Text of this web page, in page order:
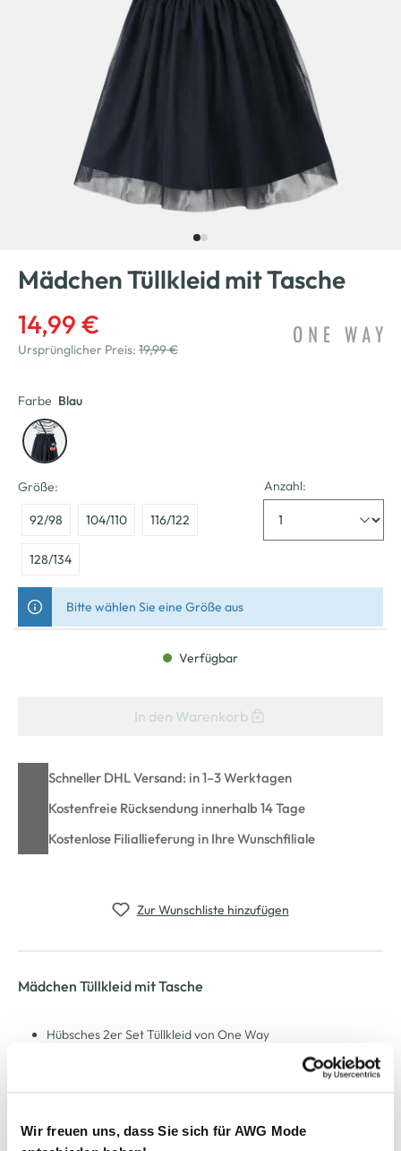
Wir freuen uns, dass Sie sich für AWG Mode
Mädchen Tüllkleid mit Tasche
14,99 €
Ursprünglicher Preis: 19,99 €
Farbe Blau
Größe:
92/98 104/110 116/122
128/134
Anzahl:
Bitte wählen Sie eine Größe aus
Verfügbar
In den Warenkorb
Schneller DHL Versand: in 1–3 Werktagen
Kostenfreie Rücksendung innerhalb 14 Tage
Kostenlose Filiallieferung in Ihre Wunschfiliale
Zur Wunschliste hinzufügen
Mädchen Tüllkleid mit Tasche
Hübsches 2er Set Tüllkleid von One Way
Dreilagiger Rock mit Unterrock und 2x Tüll